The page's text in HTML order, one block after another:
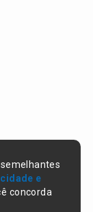
e
concorda